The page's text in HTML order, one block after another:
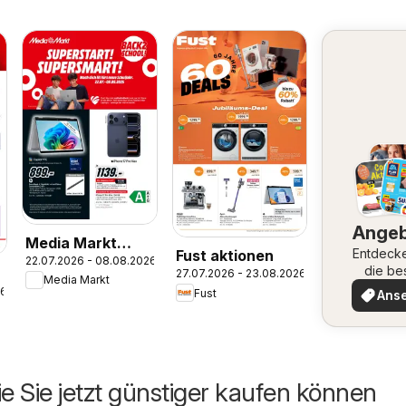
Media Markt
aktionen
22.07.2026 - 08.08.2026
Media Markt
Fust aktionen
27.07.2026 - 23.08.2026
Fust
die
Sie jetzt günstiger kaufen können